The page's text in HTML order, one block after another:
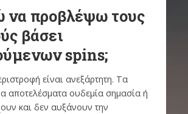
προβλέψω τους
βάσει
spins;
είναι ανεξάρτητη. Τα
αποτελέσματα ουδεμία σημασία ή
και δεν αυξάνουν την